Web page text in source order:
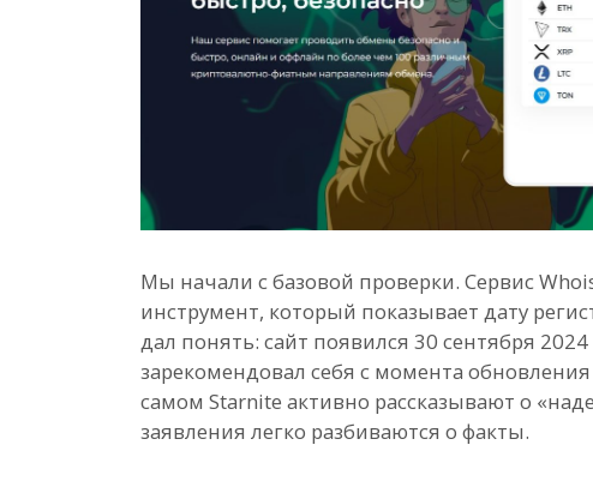
Мы начали с базовой проверки. Сервис
инструмент, который показывает дату
дал понять: сайт появился 30 сентября
зарекомендовал себя с момента
самом Starnite активно рассказывают о
заявления легко разбиваются о факты.